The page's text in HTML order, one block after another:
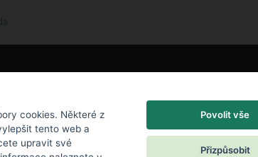
cookies. Některé z
tento web a
upravit své
Povolit vše
Přizpůsobit